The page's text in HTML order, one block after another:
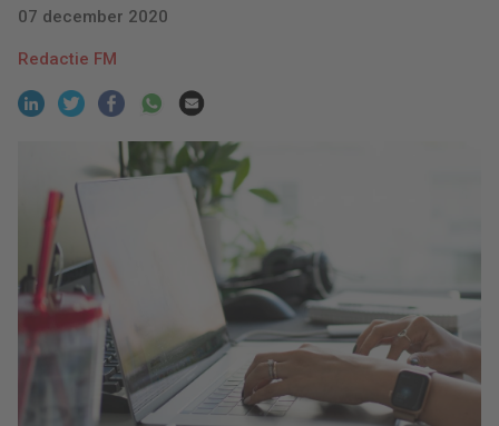
07 december 2020
Redactie FM